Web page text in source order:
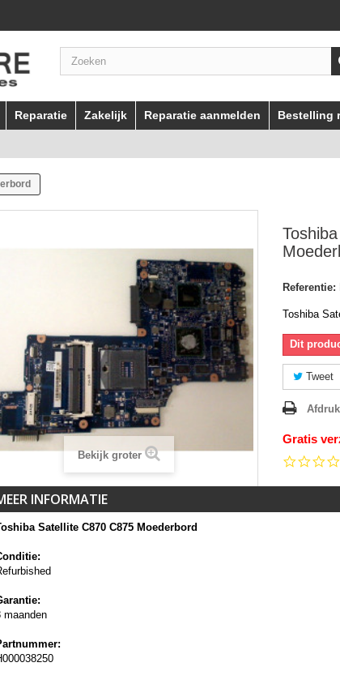
Reparatie Zakelijk Reparatie aanmelden Bestelling
Bekijk groter
Referentie:
Toshiba
Dit
Tweet
Gratis
INFORMATIE
Satellite C870 C875 Moederbord
maanden